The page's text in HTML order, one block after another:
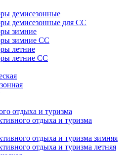
демисезонные
демисезонные для СС
зимние
зимние СС
летние
летние СС
отдыха и туризма
отдыха и туризма
отдыха и туризма зимняя
отдыха и туризма летняя